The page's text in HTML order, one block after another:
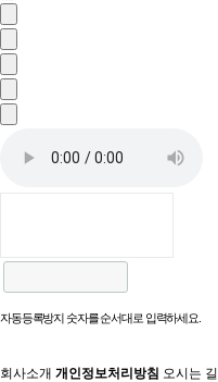
자동등록방지 숫자를 순서대로 입력하세요.
회사소개 개인정보처리방침 오시는 길